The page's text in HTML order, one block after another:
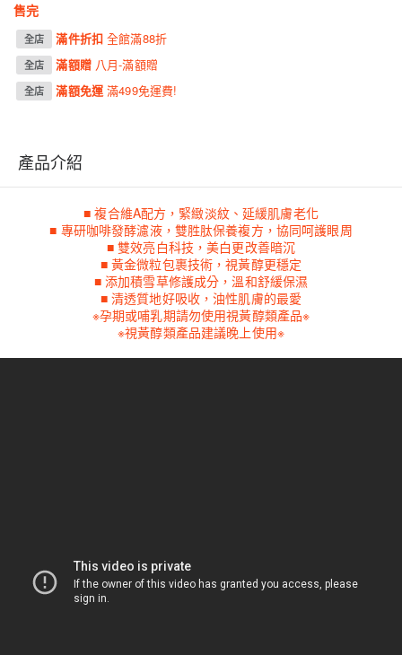
售完
全店 滿件折扣全館滿88折
全店 滿額贈 八月-滿額贈
全店 滿額免運滿499免運費!
產品介紹
■ 複合維A配方，緊緻淡紋、延緩肌膚老化
■ 專研咖啡發酵濾液，雙胜肽保養複方，協同呵護眼周
■ 雙效亮白科技，美白更改善暗沉
■ 黃金微粒包裹技術，視黃醇更穩定
■ 添加積雪草修護成分，溫和舒緩保濕
■ 清透質地好吸收，油性肌膚的最愛
※孕期或哺乳期請勿使用視黃醇類產品※
※視黃醇類產品建議晚上使用※